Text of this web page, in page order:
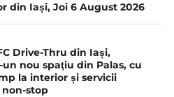
din Iași, Joi 6 August 2026
Drive-Thru din Iași,
nou spaţiu din Palas, cu
la interior și servicii
stop